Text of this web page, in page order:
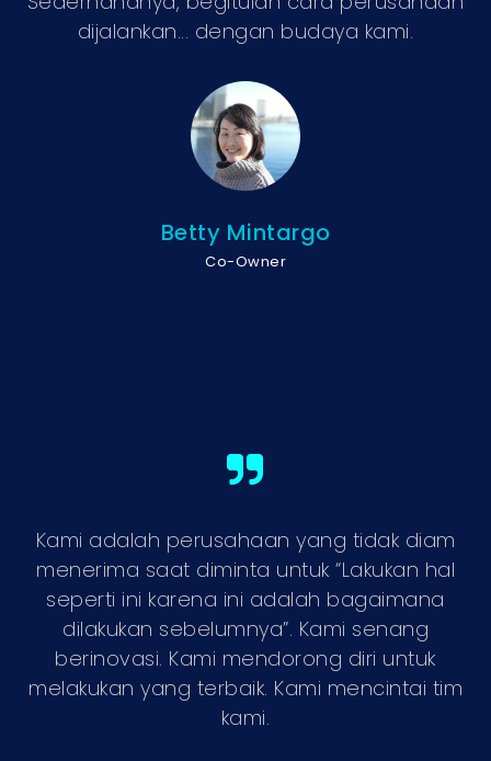
dijalankan... dengan budaya kami.
Betty Mintargo
Co-Owner
Kami adalah perusahaan yang tidak diam
menerima saat diminta untuk “Lakukan hal
seperti ini karena ini adalah bagaimana
dilakukan sebelumnya”. Kami senang
berinovasi. Kami mendorong diri untuk
melakukan yang terbaik. Kami mencintai tim
kami.